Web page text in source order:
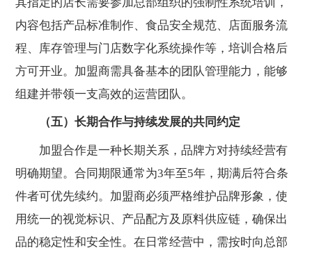
内容包括产品标准制作、食品安全规范、店面服务流
程、库存管理与门店数字化系统操作等，培训合格后
方可开业。加盟商需具备基本的团队管理能力，能够
组建并带领一支高效的运营团队。
（五）长期合作与持续发展的共同约定
加盟合作是一种长期关系，品牌方对持续经营有
明确期望。合同期限通常为3年至5年，期满后符合条
件者可优先续约。加盟商必须严格维护品牌形象，使
用统一的视觉标识、产品配方及原料供应链，确保出
品的稳定性和安全性。在日常经营中，需按时向总部